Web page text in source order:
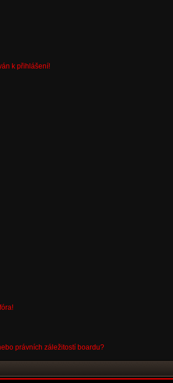
k přihlášení!
právních záležitostí boardu?